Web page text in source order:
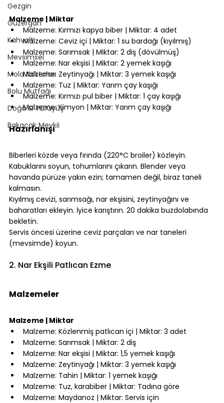
Gezgin
Güzergah
Kahvaltı
Mevsimsel
Mola Noktaları
Bolu Mutfağı
Doğa & Yürüyüş
Bakacak Mevkii
⠀
Malzeme | Miktar
Malzeme: Kırmızı kapya biber | Miktar: 4 adet
Malzeme: Ceviz içi | Miktar: 1 su bardağı (kıyılmış)
Malzeme: Sarımsak | Miktar: 2 diş (dövülmüş)
Malzeme: Nar ekşisi | Miktar: 2 yemek kaşığı
Malzeme: Zeytinyağı | Miktar: 3 yemek kaşığı
Malzeme: Tuz | Miktar: Yarım çay kaşığı
Malzeme: Kırmızı pul biber | Miktar: 1 çay kaşığı
Malzeme: Kimyon | Miktar: Yarım çay kaşığı
Hazırlanışı
Biberleri közde veya fırında (220°C broiler) közleyin.
Kabuklarını soyun, tohumlarını çıkarın. Blender veya
havanda pürüze yakın ezin; tamamen değil, biraz taneli
kalmasın.
Kıyılmış cevizi, sarımsağı, nar ekşisini, zeytinyağını ve
baharatları ekleyin. İyice karıştırın. 20 dakika buzdolabında
bekletin.
Servis öncesi üzerine ceviz parçaları ve nar taneleri
(mevsimde) koyun.
2. Nar Ekşili Patlıcan Ezme
Malzemeler
Malzeme | Miktar
Malzeme: Közlenmiş patlıcan içi | Miktar: 3 adet
Malzeme: Sarımsak | Miktar: 2 diş
Malzeme: Nar ekşisi | Miktar: 1,5 yemek kaşığı
Malzeme: Zeytinyağı | Miktar: 3 yemek kaşığı
Malzeme: Tahin | Miktar: 1 yemek kaşığı
Malzeme: Tuz, karabiber | Miktar: Tadına göre
Malzeme: Maydanoz | Miktar: Servis için